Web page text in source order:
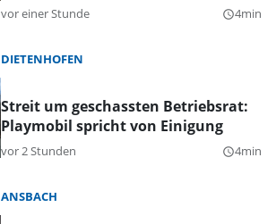
vor einer Stunde query_builder4min
DIETENHOFEN
Streit um geschassten Betriebsrat:
Playmobil spricht von Einigung
vor 2 Stunden query_builder4min
ANSBACH